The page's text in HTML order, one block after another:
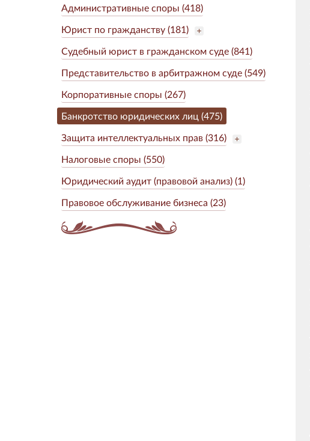
Административные споры (418)
Юрист по гражданству (181)
Судебный юрист в гражданском суде (841)
Представительство в арбитражном суде (549)
Корпоративные споры (267)
Банкротство юридических лиц (475)
Защита интеллектуальных прав (316)
Налоговые споры (550)
Юридический аудит (правовой анализ) (1)
Правовое обслуживание бизнеса (23)